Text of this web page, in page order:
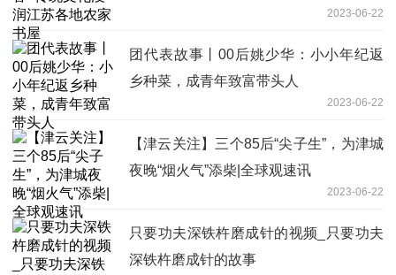
2023-06-22
团代表故事丨00后姚少华：小小年纪返
乡种菜，成青年致富带头人
2023-06-22
【津云关注】三个85后“尖子生”，为津城
夜晚“烟火气”添柴|全球观速讯
2023-06-22
只要功夫深铁杵磨成针的视频_只要功夫
深铁杵磨成针的故事